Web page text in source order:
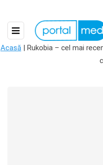
Acasă | Rukobia – cel mai